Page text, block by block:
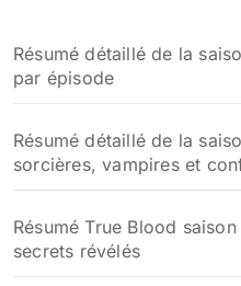
Résumé détaillé de la
par épisode
Résumé détaillé de la
sorcières, vampires et
Résumé True Blood
secrets révélés